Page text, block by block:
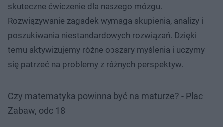
skuteczne ćwiczenie dla naszego mózgu.
Rozwiązywanie zagadek wymaga skupienia, analizy i
poszukiwania niestandardowych rozwiązań. Dzięki
temu aktywizujemy różne obszary myślenia i uczymy
się patrzeć na problemy z różnych perspektyw.
Czy matematyka powinna być na maturze? - Plac
Zabaw, odc 18